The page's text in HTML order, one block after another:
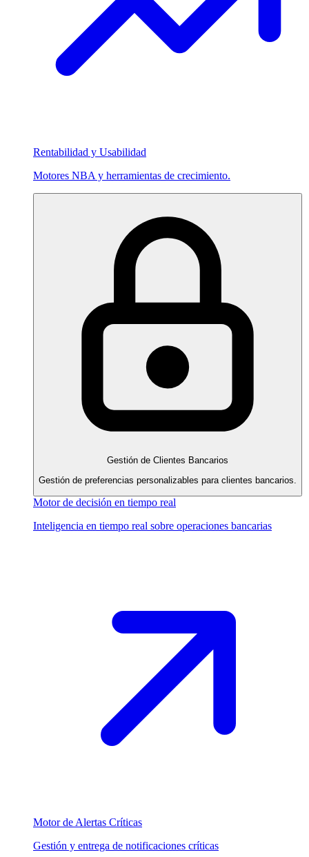
Rentabilidad y Usabilidad
Motores NBA y herramientas de crecimiento.
Gestión de Clientes Bancarios
Gestión de preferencias personalizables para clientes bancarios.
Motor de decisión en tiempo real
Inteligencia en tiempo real sobre operaciones bancarias
Motor de Alertas Críticas
Gestión y entrega de notificaciones críticas